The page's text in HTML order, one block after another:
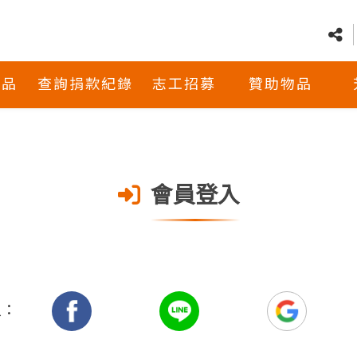
查詢捐款紀錄 志工招募 贊助物品
會員登入